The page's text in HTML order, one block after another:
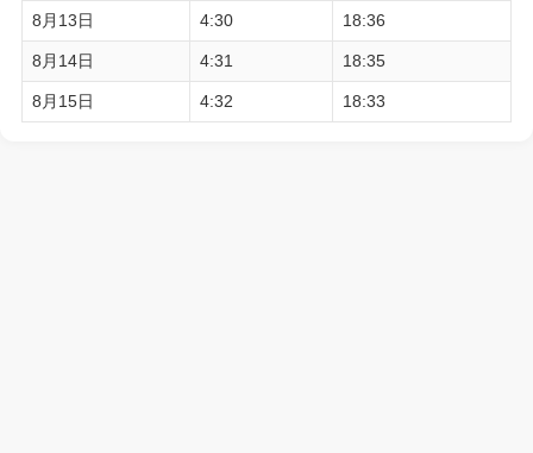
8月13日 4:30 18:36
8月14日 4:31 18:35
8月15日 4:32 18:33